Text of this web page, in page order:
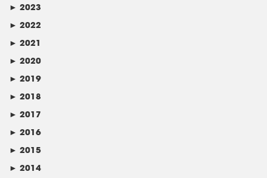
► 2023
► 2022
► 2021
► 2020
► 2019
► 2018
► 2017
► 2016
► 2015
► 2014